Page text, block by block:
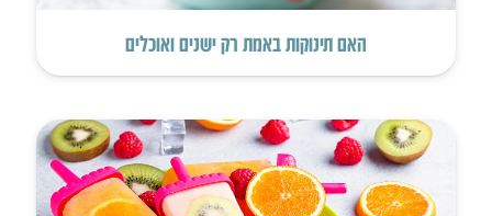
האם תינוקות באמת רק ישנים ואוכלים